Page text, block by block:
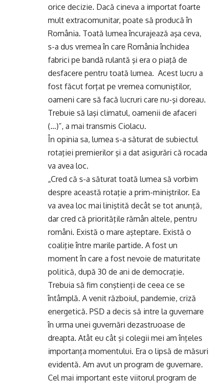
orice decizie. Dacă cineva a importat foarte
mult extracomunitar, poate să producă în
România. Toată lumea încurajează aşa ceva,
s-a dus vremea în care România închidea
fabrici pe bandă rulantă şi era o piaţă de
desfacere pentru toată lumea. Acest lucru a
fost făcut forţat pe vremea comuniştilor,
oameni care să facă lucruri care nu-şi doreau.
Trebuie să laşi climatul, oamenii de afaceri
(…)”, a mai transmis Ciolacu.
În opinia sa, lumea s-a săturat de subiectul
rotaţiei premierilor şi a dat asigurări că rocada
va avea loc.
„Cred că s-a săturat toată lumea să vorbim
despre această rotaţie a prim-miniştrilor. Ea
va avea loc mai liniştită decât se tot anunţă,
dar cred că priorităţile rămân altele, pentru
români. Există o mare aşteptare. Există o
coaliţie între marile partide. A fost un
moment în care a fost nevoie de maturitate
politică, după 30 de ani de democraţie.
Trebuia să fim conştienţi de ceea ce se
întâmplă. A venit războiul, pandemie, criză
energetică. PSD a decis să intre la guvernare
în urma unei guvernări dezastruoase de
dreapta. Atât eu cât şi colegii mei am înţeles
importanţa momentului. Era o lipsă de măsuri
evidentă. Am avut un program de guvernare.
Cel mai important este viitorul program de